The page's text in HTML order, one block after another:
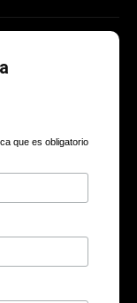
que es obligatorio